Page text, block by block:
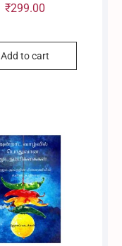
₹299.00
Add to cart